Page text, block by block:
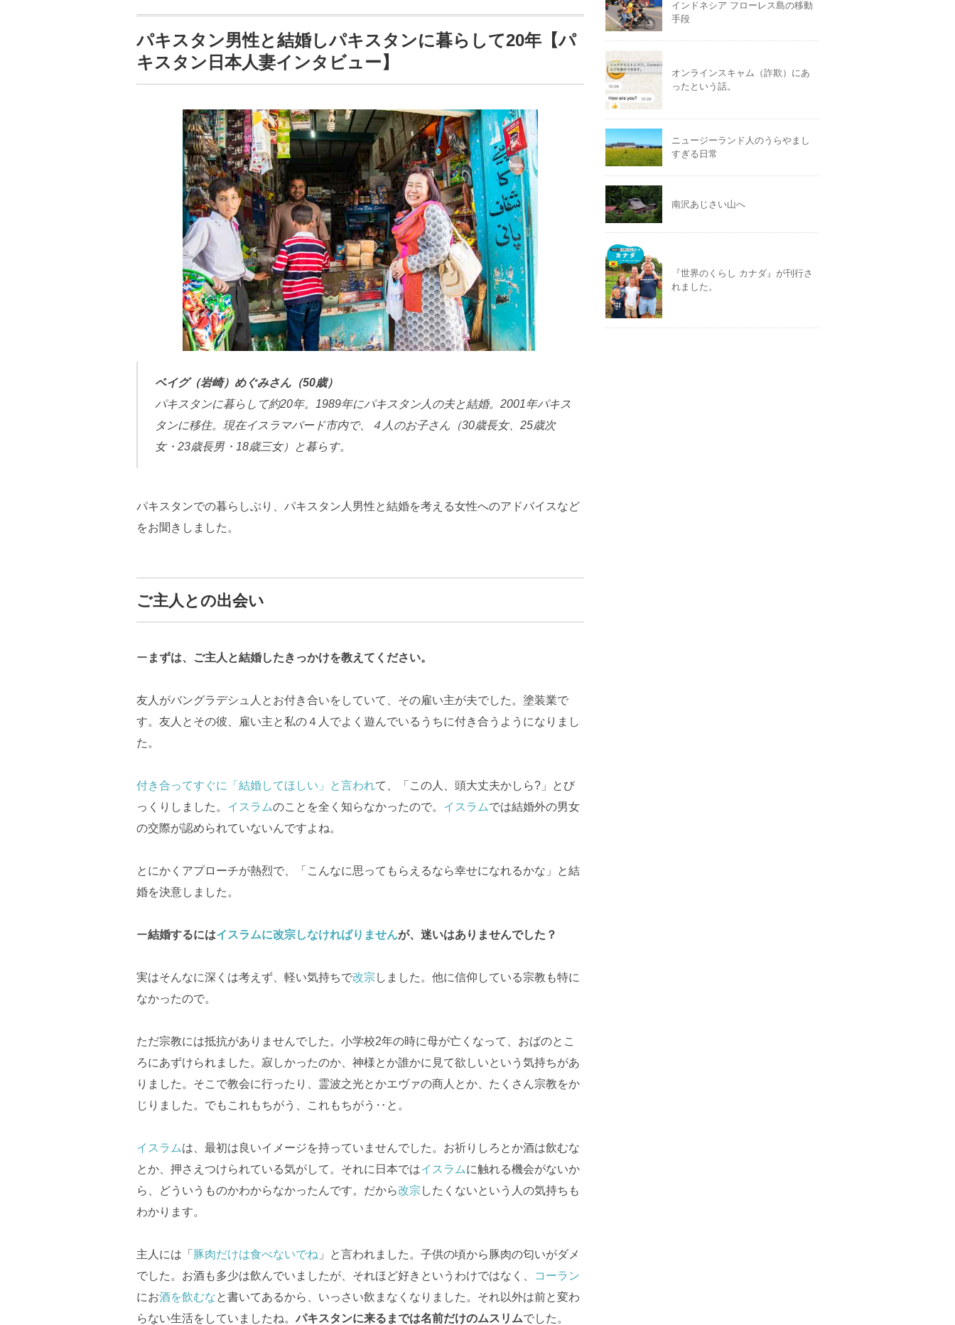
パキスタン男性と結婚しパキスタンに暮らして20年【パ
キスタン日本人妻インタビュー】
ベイグ（岩崎）めぐみさん（50歳）
パキスタンに暮らして約20年。 1989年にパキスタン人の夫と結婚。 2001年パキス
タンに移住。現在イスラマバード市内で、４人のお子さん（30歳長女、 25歳次
女・ 23歳長男・ 18歳三女）と暮らす。
パキスタンでの暮らしぶり、パキスタン人男性と結婚を考える女性へのアドバイスなど
をお聞きしました。
ご主人との出会い
ー まずは、ご主人と結婚したきっかけを教えてください。
友人がバングラデシュ人とお付き合いをしていて、その雇い主が夫でした。塗装業で
す。友人とその彼、雇い主と私の４人でよく遊んでいるうちに付き合うようになりまし
た。
付き合ってすぐに「結婚してほしい」と言われて、「この人、頭大丈夫かしら? 」とび
っくりしました。 イスラムのことを全く知らなかったので。 イスラムでは結婚外の男女
の交際が認められていないんですよね。
とにかくアプローチが熱烈で、「こんなに思ってもらえるなら幸せになれるかな」と結
婚を決意しました。
ー結婚するにはイスラムに改宗しなければりませんが、迷いはありませんでした？
実はそんなに深くは考えず、軽い気持ちで改宗 しました。他に信仰している宗教も特に
なかったので。
ただ宗教には抵抗がありませんでした。小学校2年の時に母が亡くなって、おばのとこ
ろにあずけられました。寂しかったのか、神様とか誰かに見て欲しいという気持ちがあ
りました。そこで教会に行ったり、霊波之光とかエヴァの商人とか、たくさん宗教をか
じりました。でもこれもちがう、これもちがう ‥ と。
イスラムは、最初は良いイメージを持っていませんでした。お祈りしろとか酒は飲むな
とか、押さえつけられている気がして。それに日本ではイスラムに触れる機会がないか
ら、どういうものかわからなかったんです。だから改宗 したくないという人の気持ちも
わかります。
主人には「 豚肉だけは食べないでね 」と言われました。子供の頃から豚肉の匂いがダメ
でした。お酒も多少は飲んでいましたが、それほど好きというわけではなく、
コーラン
にお酒を飲むなと書いてあるから、いっさい飲まなくなりました。それ以外は前と変わ
らない生活をしていましたね。 パキスタンに来るまでは名前だけのムスリムでした。
インドネシア フローレス島の移動
手段
オンラインスキャム（詐欺）にあ
ったという話。
ニュージーランド人のうらやまし
すぎる日常
南沢あじさい山へ
『世界のくらし カナダ』が刊行さ
れました。